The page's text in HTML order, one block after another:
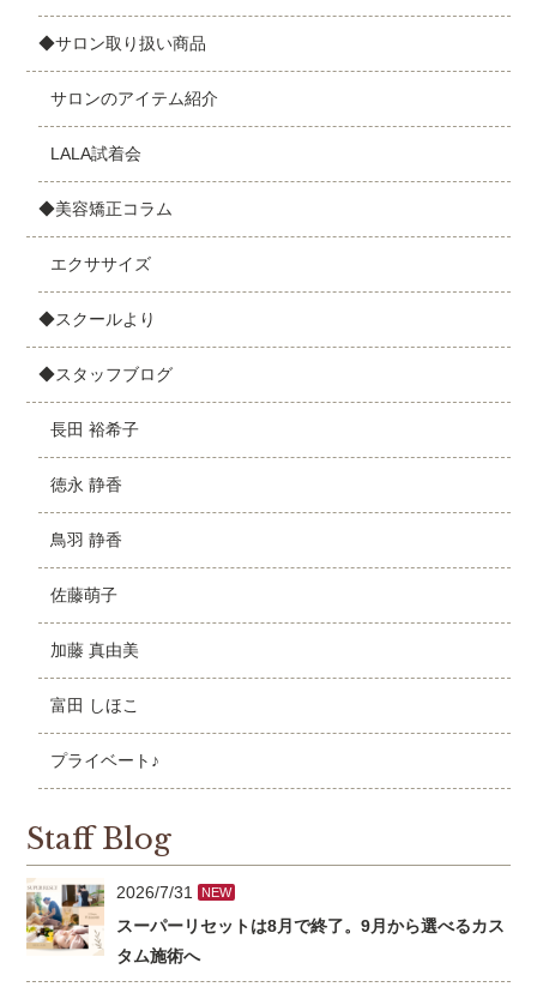
◆サロン取り扱い商品
サロンのアイテム紹介
LALA試着会
◆美容矯正コラム
エクササイズ
◆スクールより
◆スタッフブログ
長田 裕希子
徳永 静香
鳥羽 静香
佐藤萌子
加藤 真由美
富田 しほこ
プライベート♪
Staff Blog
2026/7/31 NEW
スーパーリセットは8月で終了。9月から選べるカス
タム施術へ